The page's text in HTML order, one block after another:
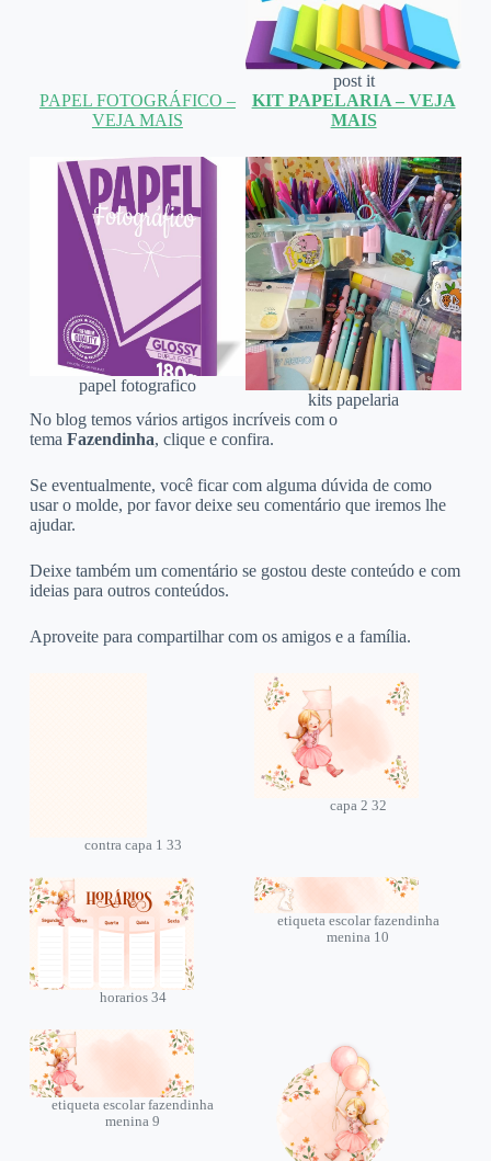
post it
PAPEL FOTOGRÁFICO –
VEJA MAIS
papel fotografico
KIT PAPELARIA – VEJA
MAIS
kits papelaria
No blog temos vários artigos incríveis com o
tema Fazendinha, clique e confira.
Se eventualmente, você ficar com alguma dúvida de como
usar o molde, por favor deixe seu comentário que iremos lhe
ajudar.
Deixe também um comentário se gostou deste conteúdo e com
ideias para outros conteúdos.
Aproveite para compartilhar com os amigos e a família.
contra capa 1 33
capa 2 32
horarios 34
etiqueta escolar fazendinha
menina 10
etiqueta escolar fazendinha
menina 9